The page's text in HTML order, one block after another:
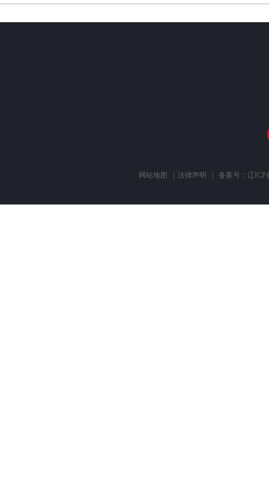
网站地图 法律声明 | 备案号： 辽ICP